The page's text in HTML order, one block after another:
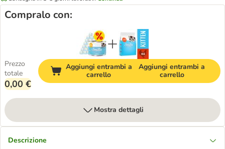
Compralo con:
Prezzo
totale
0,00 €
Aggiungi entrambi a
carrello
Aggiungi entrambi a
carrello
Mostra dettagli
Descrizione